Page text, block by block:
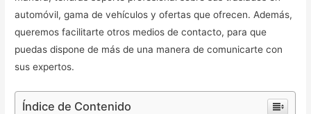
automóvil, gama de vehículos y ofertas que ofrecen. Además,
queremos facilitarte otros medios de contacto, para que
puedas dispone de más de una manera de comunicarte con
sus expertos.
Índice de Contenido